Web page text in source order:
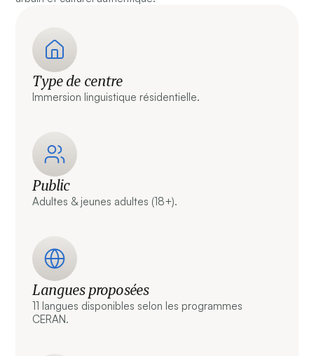
Type de centre
Immersion linguistique résidentielle.
Public
Adultes & jeunes adultes (18+).
Langues proposées
11 langues disponibles selon les programmes
CERAN.